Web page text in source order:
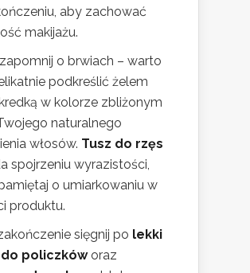
aby zachować
makijażu.
o brwiach – warto
podkreślić żelem
w kolorze zbliżonym
naturalnego
włosów. Tusz do rzęs
spojrzeniu wyrazistości,
o umiarkowaniu w
produktu.
sięgnij po lekki
policzkóworaz